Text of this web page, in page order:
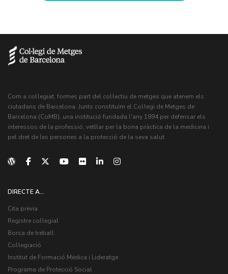
Com a col·legiat, formes part del col·lectiu de metges que atenem els
ciutadans de Barcelona. Junts constituïm el Col·legi de Metges de
Barcelona (CoMB), una institució fundada l'any 1894 per defensar els
interessos de la professió, vetllar per la bona pràctica de la medicina i
pel dret de les persones a la protecció de la seva salut.
DIRECTE A...
Cita prèvia
Registre col·legial
Borsa de treball
Col·legiació
Institut de Formació Mèdica i Lideratge
Programa de Protecció Social